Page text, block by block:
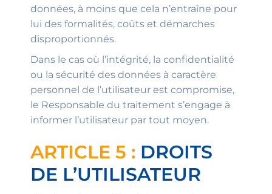
données, à moins que cela n’entraîne pour
lui des formalités, coûts et démarches
disproportionnés.
Dans le cas où l’intégrité, la confidentialité
ou la sécurité des données à caractère
personnel de l’utilisateur est compromise,
le Responsable du traitement s’engage à
informer l’utilisateur par tout moyen.
ARTICLE 5 : DROITS
DE L’UTILISATEUR